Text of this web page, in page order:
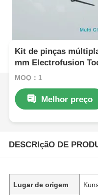
Kit de pinças
mm Electrofusion
MOQ：1
Melhor preço
DESCRIçãO DE
Lugar de origem